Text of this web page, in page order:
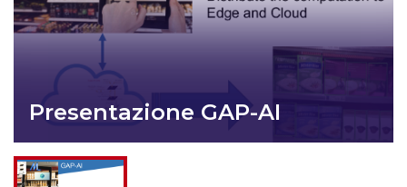
Presentazione GAP-AI